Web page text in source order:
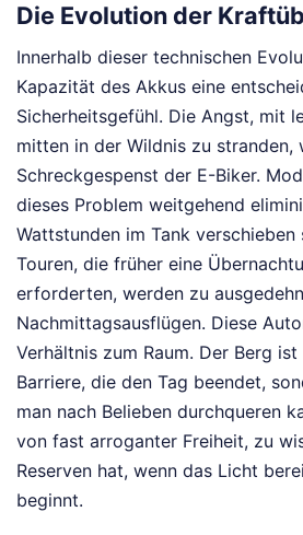
Die Evolution der
Innerhalb dieser technischen
Kapazität des Akkus eine
Sicherheitsgefühl. Die Angst, mit
mitten in der Wildnis zu stranden,
Schreckgespenst der E-Biker.
dieses Problem weitgehend
Wattstunden im Tank
Touren, die früher eine
erforderten, werden zu
Nachmittagsausflügen. Diese
Verhältnis zum Raum. Der Berg
Barriere, die den Tag beendet,
man nach Belieben durchqueren
von fast arroganter Freiheit, zu
Reserven hat, wenn das Licht
beginnt.